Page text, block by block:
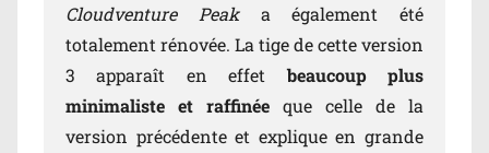
Cloudventure Peak a également été
totalement rénovée. La tige de cette version
3 apparaît en effetbeaucoup plus
minimaliste et raffinée que celle de la
version précédente et explique en grande